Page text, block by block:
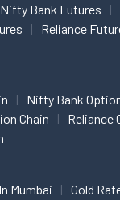
Nifty Bank Futures
Reliance
Nifty Bank
Chain
Reliance
Mumbai
Gold